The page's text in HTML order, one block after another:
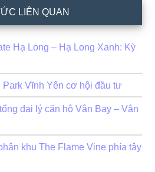
LIÊN QUAN
Hạ Long – Hạ Long Xanh: Kỳ
Vĩnh Yên cơ hội đầu tư
đại lý căn hộ Vân Bay – Vân
khu The Flame Vine phía tây